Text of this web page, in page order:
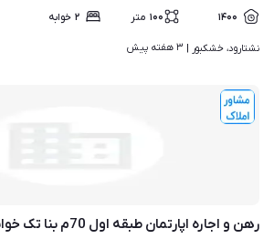
۱۴۰۰ ۱۰۰ متر ۲ خوابه
نشتارود، خشکبور | ۳ هفته پیش
رهن و اجاره اپارتمان طبقه اول 70م بنا تک خوابه حومه نشتارود